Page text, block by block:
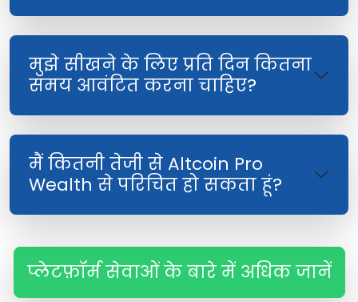
मुझे सीखने के लिए प्रति दिन कितना
समय आवंटित करना चाहिए?
मैं कितनी तेजी से Altcoin Pro
Wealth से परिचित हो सकता हूं?
प्लेटफ़ॉर्म सेवाओं के बारे में अधिक जानें